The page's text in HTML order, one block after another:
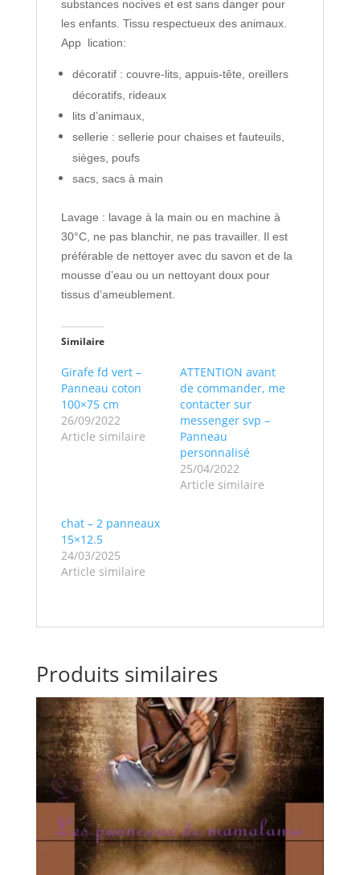
substances nocives et est sans danger pour
les enfants. Tissu respectueux des animaux.
App lication:
décoratif : couvre-lits, appuis-tête, oreillers
décoratifs, rideaux
lits d’animaux,
sellerie : sellerie pour chaises et fauteuils,
sièges, poufs
sacs, sacs à main
Lavage : lavage à la main ou en machine à
30°C, ne pas blanchir, ne pas travailler. Il est
préférable de nettoyer avec du savon et de la
mousse d’eau ou un nettoyant doux pour
tissus d’ameublement.
Similaire
Girafe fd vert –
Panneau coton
100×75 cm
26/09/2022
Article similaire
ATTENTION avant
de commander, me
contacter sur
messenger svp –
Panneau
personnalisé
25/04/2022
Article similaire
chat – 2 panneaux
15×12.5
24/03/2025
Article similaire
Produits similaires